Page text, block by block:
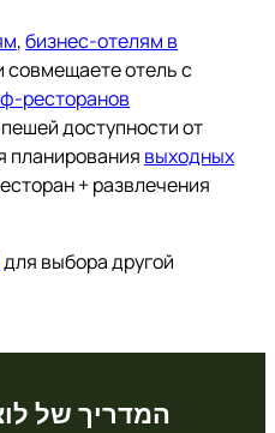
,бизнес-отелям в
совмещаете отель с
ресторанов
доступности от
планирования выходных
+ развлечения
для выбора другой
המדריך של